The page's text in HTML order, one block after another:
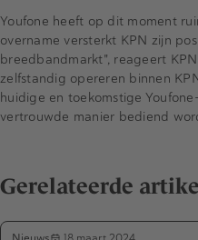
Youfone heeft op dit moment
overname versterkt KPN zijn
breedbandmarkt", reageert
zelfstandig opereren binnen
huidige en toekomstige
vertrouwde manier bediend
Gerelateerde